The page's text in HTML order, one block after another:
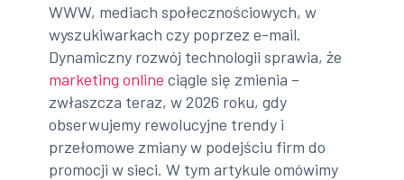
WWW, mediach społecznościowych, w
wyszukiwarkach czy poprzez e-mail.
Dynamiczny rozwój technologii sprawia, że
marketing online ciągle się zmienia –
zwłaszcza teraz, w 2026 roku, gdy
obserwujemy rewolucyjne trendy i
przełomowe zmiany w podejściu firm do
promocji w sieci. W tym artykule omówimy